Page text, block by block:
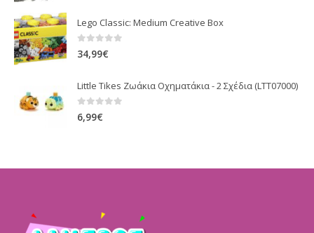
Lego Classic: Medium Creative Box
0 out of 5
34,99€
Little Tikes Ζωάκια Οχηματάκια - 2 Σχέδια (LTT07000)
0 out of 5
6,99€